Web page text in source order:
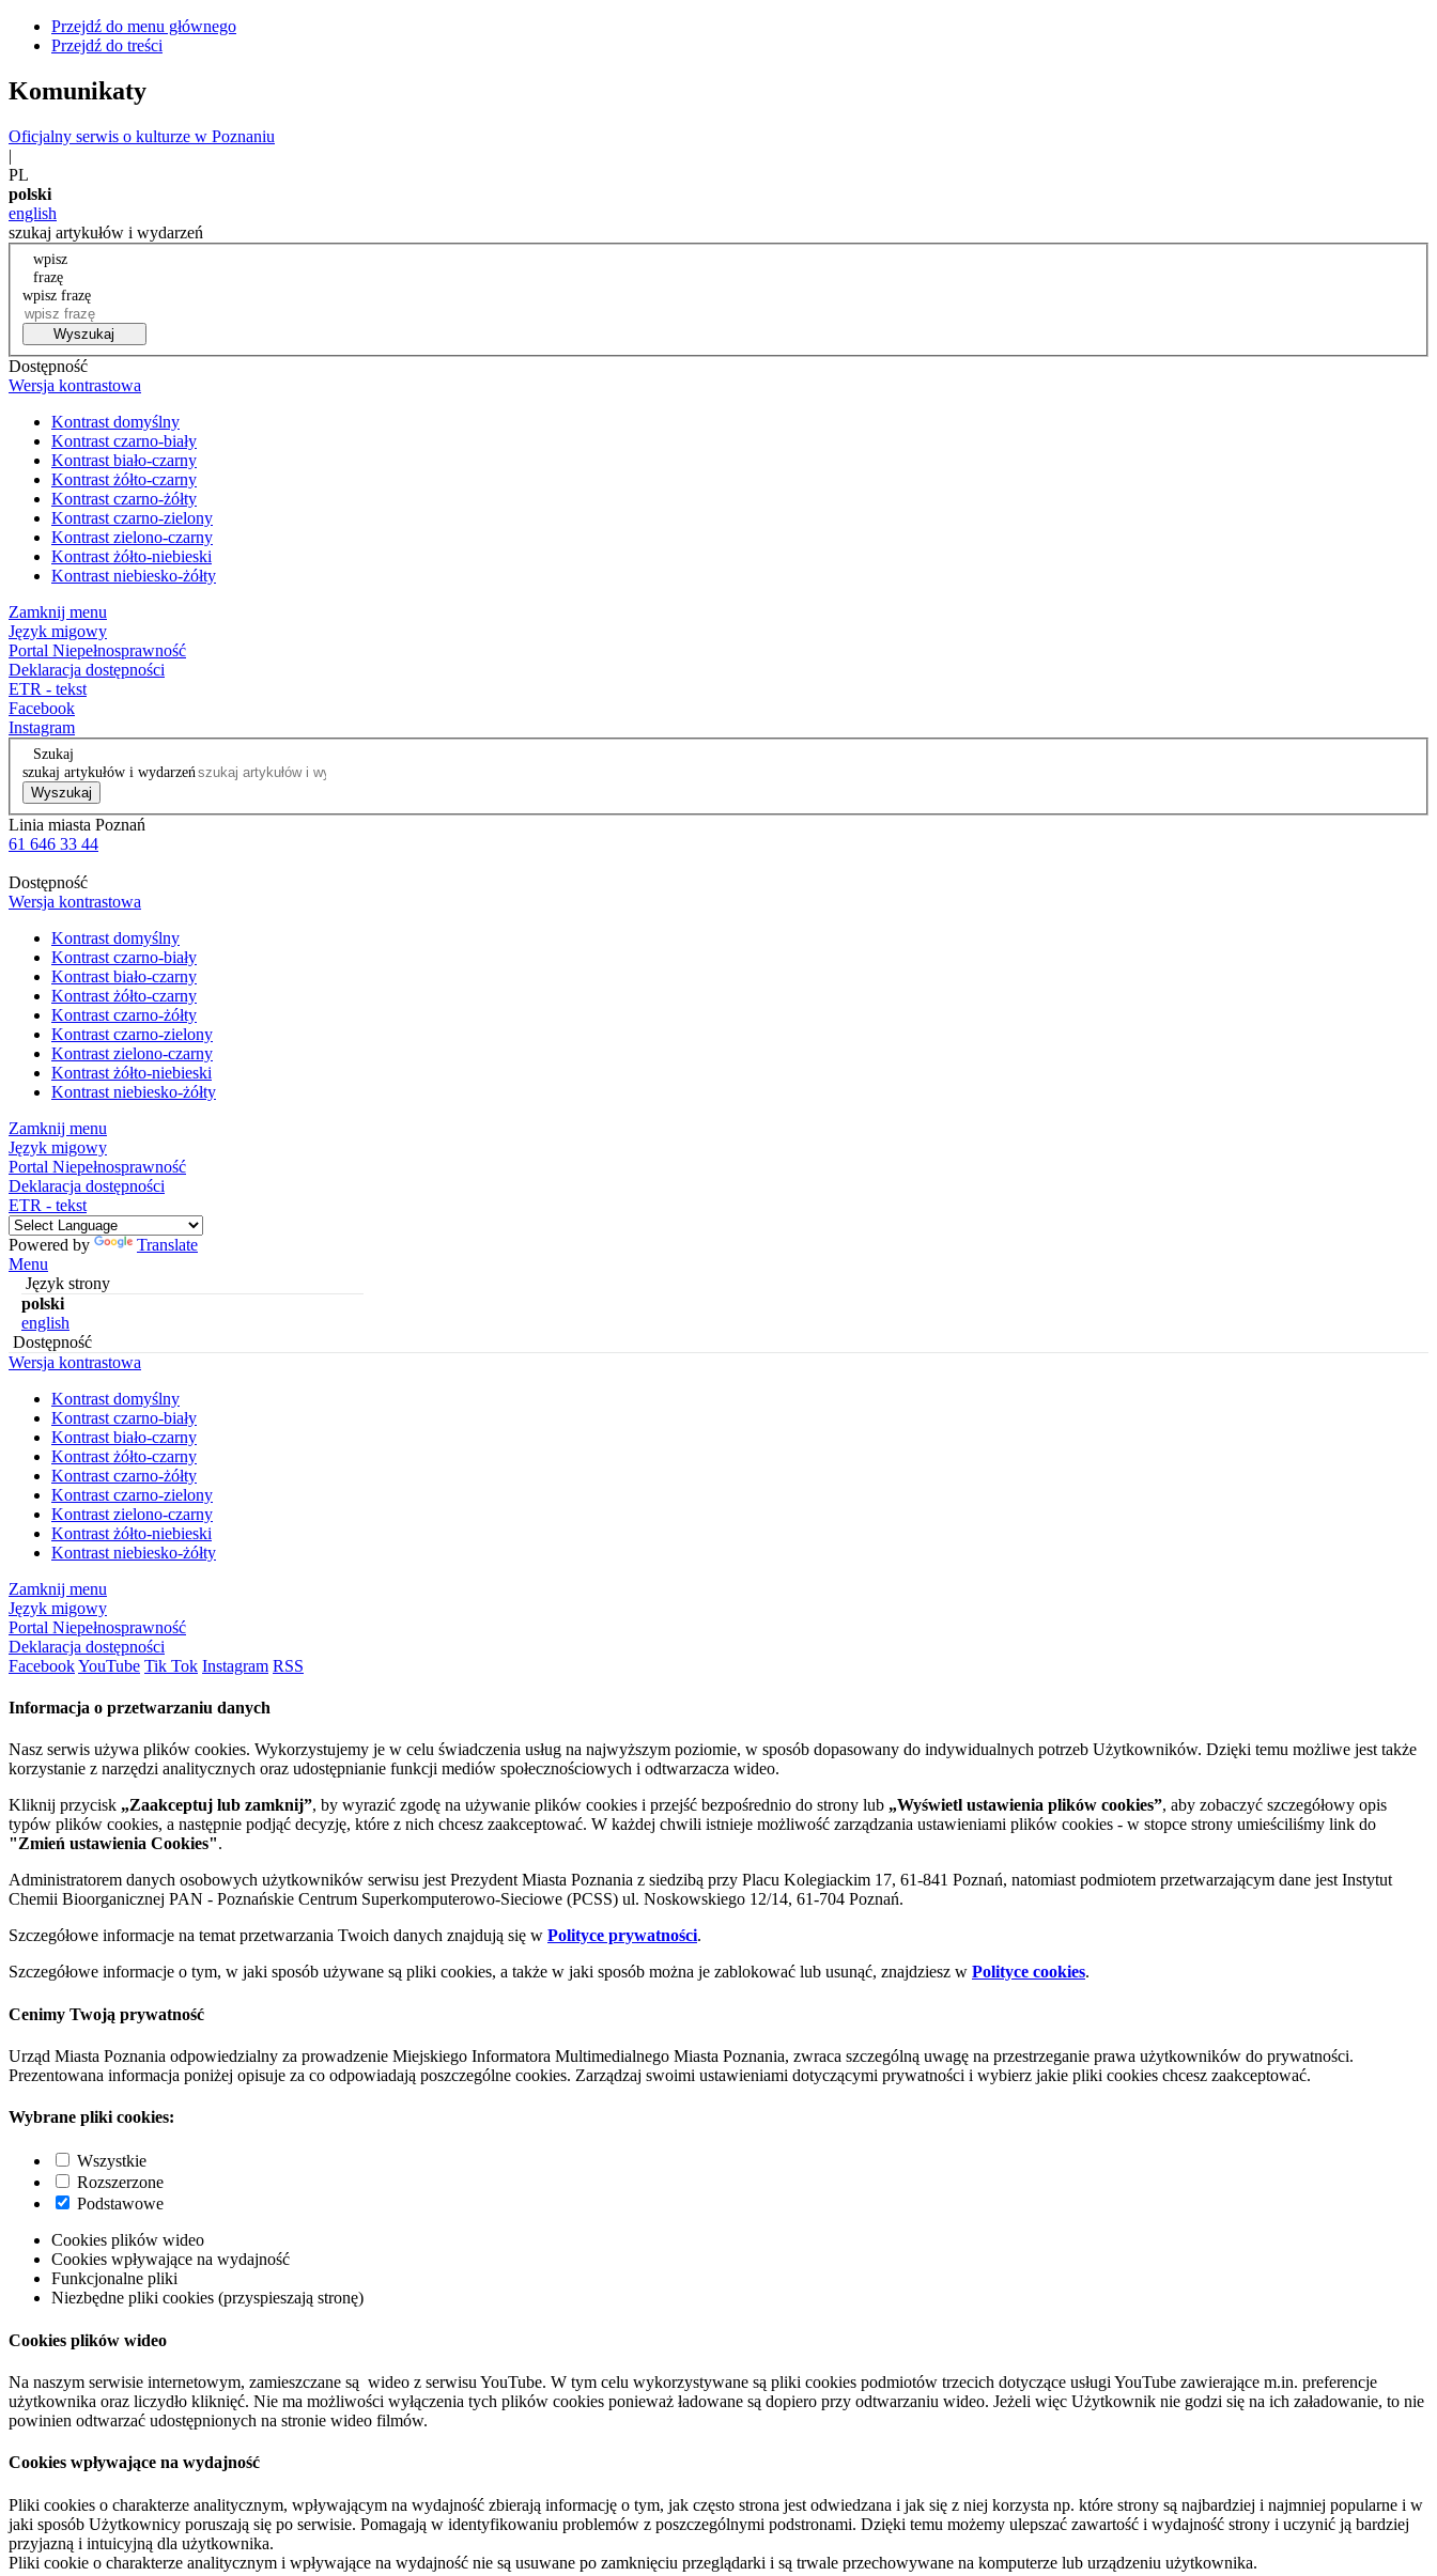
Przejdź do menu głównego
Przejdź do treści
Komunikaty
Oficjalny serwis o kulturze w Poznaniu
|
PL
polski
english
szukaj artykułów i wydarzeń
wpisz
frazę
wpisz frazę
Wyszukaj
Dostępność
Wersja kontrastowa
Kontrast domyślny
Kontrast czarno-biały
Kontrast biało-czarny
Kontrast żółto-czarny
Kontrast czarno-żółty
Kontrast czarno-zielony
Kontrast zielono-czarny
Kontrast żółto-niebieski
Kontrast niebiesko-żółty
Zamknij menu
Język migowy
Portal Niepełnosprawność
Deklaracja dostępności
ETR - tekst
Facebook
Instagram
Szukaj
szukaj artykułów i wydarzeń
Wyszukaj
Linia miasta Poznań
61 646 33 44
Dostępność
Wersja kontrastowa
Kontrast domyślny
Kontrast czarno-biały
Kontrast biało-czarny
Kontrast żółto-czarny
Kontrast czarno-żółty
Kontrast czarno-zielony
Kontrast zielono-czarny
Kontrast żółto-niebieski
Kontrast niebiesko-żółty
Zamknij menu
Język migowy
Portal Niepełnosprawność
Deklaracja dostępności
ETR - tekst
Powered by
Translate
Menu
Język strony
polski
english
Dostępność
Wersja kontrastowa
Kontrast domyślny
Kontrast czarno-biały
Kontrast biało-czarny
Kontrast żółto-czarny
Kontrast czarno-żółty
Kontrast czarno-zielony
Kontrast zielono-czarny
Kontrast żółto-niebieski
Kontrast niebiesko-żółty
Zamknij menu
Język migowy
Portal Niepełnosprawność
Deklaracja dostępności
FacebookYouTube Tik Tok Instagram RSS
Informacja o przetwarzaniu danych
Nasz serwis używa plików cookies. Wykorzystujemy je w celu świadczenia usług na najwyższym poziomie, w sposób dopasowany do indywidualnych potrzeb Użytkowników. Dzięki temu możliwe jest także
korzystanie z narzędzi analitycznych oraz udostępnianie funkcji mediów społecznościowych i odtwarzacza wideo.
Kliknij przycisk „Zaakceptuj lub zamknij”, by wyrazić zgodę na używanie plików cookies i przejść bezpośrednio do strony lub „Wyświetl ustawienia plików cookies”, aby zobaczyć szczegółowy opis
typów plików cookies, a następnie podjąć decyzję, które z nich chcesz zaakceptować. W każdej chwili istnieje możliwość zarządzania ustawieniami plików cookies - w stopce strony umieściliśmy link do
"Zmień ustawienia Cookies".
Administratorem danych osobowych użytkowników serwisu jest Prezydent Miasta Poznania z siedzibą przy Placu Kolegiackim 17, 61-841 Poznań, natomiast podmiotem przetwarzającym dane jest Instytut
Chemii Bioorganicznej PAN - Poznańskie Centrum Superkomputerowo-Sieciowe (PCSS) ul. Noskowskiego 12/14, 61-704 Poznań.
Szczegółowe informacje na temat przetwarzania Twoich danych znajdują się w Polityce prywatności.
Szczegółowe informacje o tym, w jaki sposób używane są pliki cookies, a także w jaki sposób można je zablokować lub usunąć, znajdziesz w Polityce cookies.
Cenimy Twoją prywatność
Urząd Miasta Poznania odpowiedzialny za prowadzenie Miejskiego Informatora Multimedialnego Miasta Poznania, zwraca szczególną uwagę na przestrzeganie prawa użytkowników do prywatności.
Prezentowana informacja poniżej opisuje za co odpowiadają poszczególne cookies. Zarządzaj swoimi ustawieniami dotyczącymi prywatności i wybierz jakie pliki cookies chcesz zaakceptować.
Wybrane pliki cookies:
Wszystkie
Rozszerzone
Podstawowe
Cookies plików wideo
Cookies wpływające na wydajność
Funkcjonalne pliki
Niezbędne pliki cookies (przyspieszają stronę)
Cookies plików wideo
Na naszym serwisie internetowym, zamieszczane są wideo z serwisu YouTube. W tym celu wykorzystywane są pliki cookies podmiotów trzecich dotyczące usługi YouTube zawierające m.in. preferencje
użytkownika oraz liczydło kliknięć. Nie ma możliwości wyłączenia tych plików cookies ponieważ ładowane są dopiero przy odtwarzaniu wideo. Jeżeli więc Użytkownik nie godzi się na ich załadowanie, to nie
powinien odtwarzać udostępnionych na stronie wideo filmów.
Cookies wpływające na wydajność
Pliki cookies o charakterze analitycznym, wpływającym na wydajność zbierają informację o tym, jak często strona jest odwiedzana i jak się z niej korzysta np. które strony są najbardziej i najmniej popularne i w
jaki sposób Użytkownicy poruszają się po serwisie. Pomagają w identyfikowaniu problemów z poszczególnymi podstronami. Dzięki temu możemy ulepszać zawartość i wydajność strony i uczynić ją bardziej
przyjazną i intuicyjną dla użytkownika.
Pliki cookie o charakterze analitycznym i wpływające na wydajność nie są usuwane po zamknięciu przeglądarki i są trwale przechowywane na komputerze lub urządzeniu użytkownika.